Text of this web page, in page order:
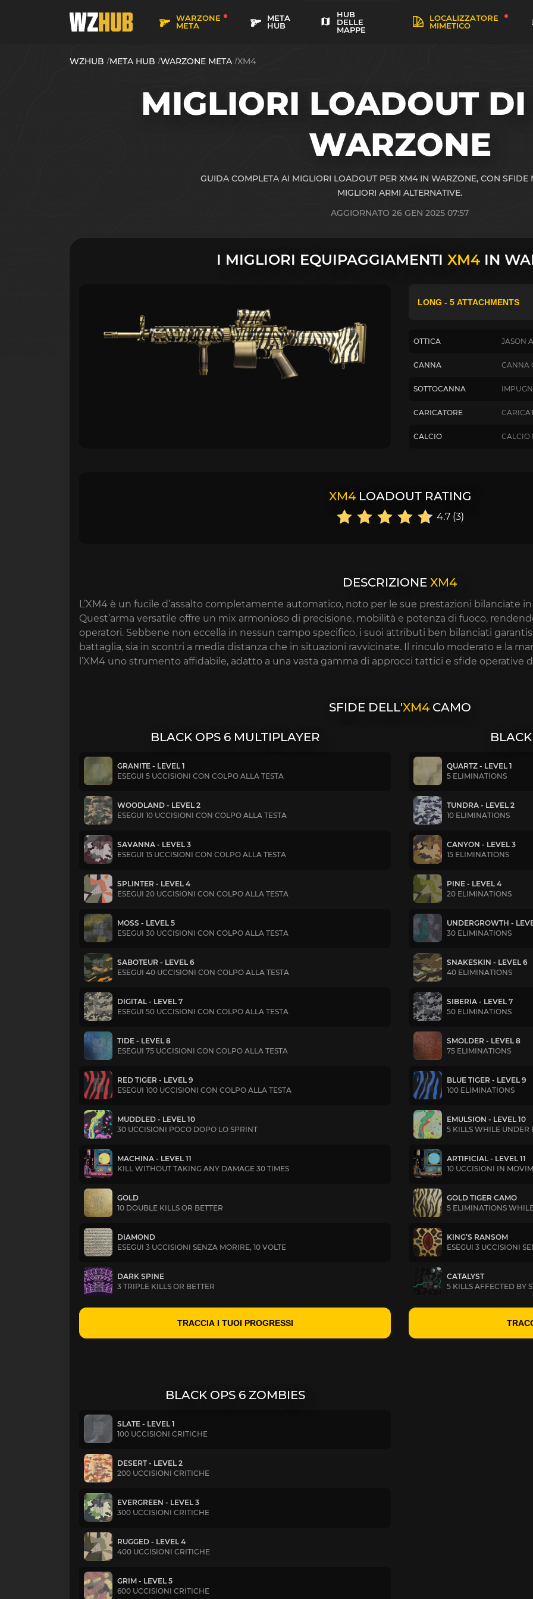
WARZONE
META
META
HUB
HUB
DELLE
MAPPE
LOCALIZZATORE
MIMETICO
WZHUB META HUB WARZONE META XM4
MIGLIORI LOADOUT
WARZONE
GUIDA COMPLETA AI MIGLIORI LOADOUT PER XM4 IN WARZONE, CON SFIDE
MIGLIORI ARMI ALTERNATIVE.
AGGIORNATO 26 GEN 2025 07:57
I MIGLIORI EQUIPAGGIAMENTI XM4IN
OTTICA JASON
CANNA CANNA
SOTTOCANNA
CARICATORE
CALCIO CALCIO
XM4LOADOUT RATING
4.7 (3)
DESCRIZIONE XM4
L’XM4 è un fucile d’assalto completamente automatico, noto per le sue prestazioni bilanciate
Quest’arma versatile offre un mix armonioso di precisione, mobilità e potenza di fuoco,
operatori. Sebbene non eccella in nessun campo specifico, i suoi attributi ben bilanciati
battaglia, sia in scontri a media distanza che in situazioni ravvicinate. Il rinculo moderato e la
l’XM4 uno strumento affidabile, adatto a una vasta gamma di approcci tattici e sfide operative
SFIDE DELL'XM4CAMO
BLACK OPS 6 MULTIPLAYER
GRANITE - LEVEL 1
ESEGUI 5 UCCISIONI CON COLPO ALLA TESTA
WOODLAND - LEVEL 2
ESEGUI 10 UCCISIONI CON COLPO ALLA TESTA
SAVANNA - LEVEL 3
ESEGUI 15 UCCISIONI CON COLPO ALLA TESTA
SPLINTER - LEVEL 4
ESEGUI 20 UCCISIONI CON COLPO ALLA TESTA
MOSS - LEVEL 5
ESEGUI 30 UCCISIONI CON COLPO ALLA TESTA
SABOTEUR - LEVEL 6
ESEGUI 40 UCCISIONI CON COLPO ALLA TESTA
DIGITAL - LEVEL 7
ESEGUI 50 UCCISIONI CON COLPO ALLA TESTA
TIDE - LEVEL 8
ESEGUI 75 UCCISIONI CON COLPO ALLA TESTA
RED TIGER - LEVEL 9
ESEGUI 100 UCCISIONI CON COLPO ALLA TESTA
MUDDLED - LEVEL 10
30 UCCISIONI POCO DOPO LO SPRINT
MACHINA - LEVEL 11
KILL WITHOUT TAKING ANY DAMAGE 30 TIMES
GOLD
10 DOUBLE KILLS OR BETTER
DIAMOND
ESEGUI 3 UCCISIONI SENZA MORIRE, 10 VOLTE
DARK SPINE
3 TRIPLE KILLS OR BETTER
TRACCIA I TUOI PROGRESSI
QUARTZ - LEVEL 1
5 ELIMINATIONS
TUNDRA - LEVEL 2
10 ELIMINATIONS
CANYON - LEVEL 3
15 ELIMINATIONS
PINE - LEVEL 4
20 ELIMINATIONS
UNDERGROWTH -
30 ELIMINATIONS
SNAKESKIN - LEVEL 6
40 ELIMINATIONS
SIBERIA - LEVEL 7
50 ELIMINATIONS
SMOLDER - LEVEL 8
75 ELIMINATIONS
BLUE TIGER - LEVEL 9
100 ELIMINATIONS
EMULSION - LEVEL 10
5 KILLS WHILE UNDER
ARTIFICIAL - LEVEL 11
10 UCCISIONI IN
GOLD TIGER CAMO
5 ELIMINATIONS
KING’S RANSOM
ESEGUI 3 UCCISIONI
CATALYST
5 KILLS AFFECTED BY
BLACK OPS 6 ZOMBIES
SLATE - LEVEL 1
100 UCCISIONI CRITICHE
DESERT - LEVEL 2
200 UCCISIONI CRITICHE
EVERGREEN - LEVEL 3
300 UCCISIONI CRITICHE
RUGGED - LEVEL 4
400 UCCISIONI CRITICHE
GRIM - LEVEL 5
600 UCCISIONI CRITICHE